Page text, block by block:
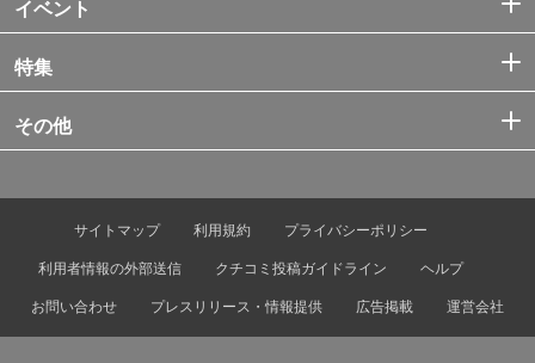
イベント
特集
その他
サイトマップ 利用規約
プライバシーポリシー
利用者情報の外部送信
クチコミ投稿ガイドライン
ヘルプ
お問い合わせ
プレスリリース・情報提供 広告掲載 運営会社